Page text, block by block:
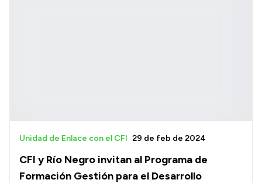
CFI y Río Negro invitan al Programa de
Formación Gestión para el Desarrollo
Unidad de Enlace con el CFI 29 de feb de 2024